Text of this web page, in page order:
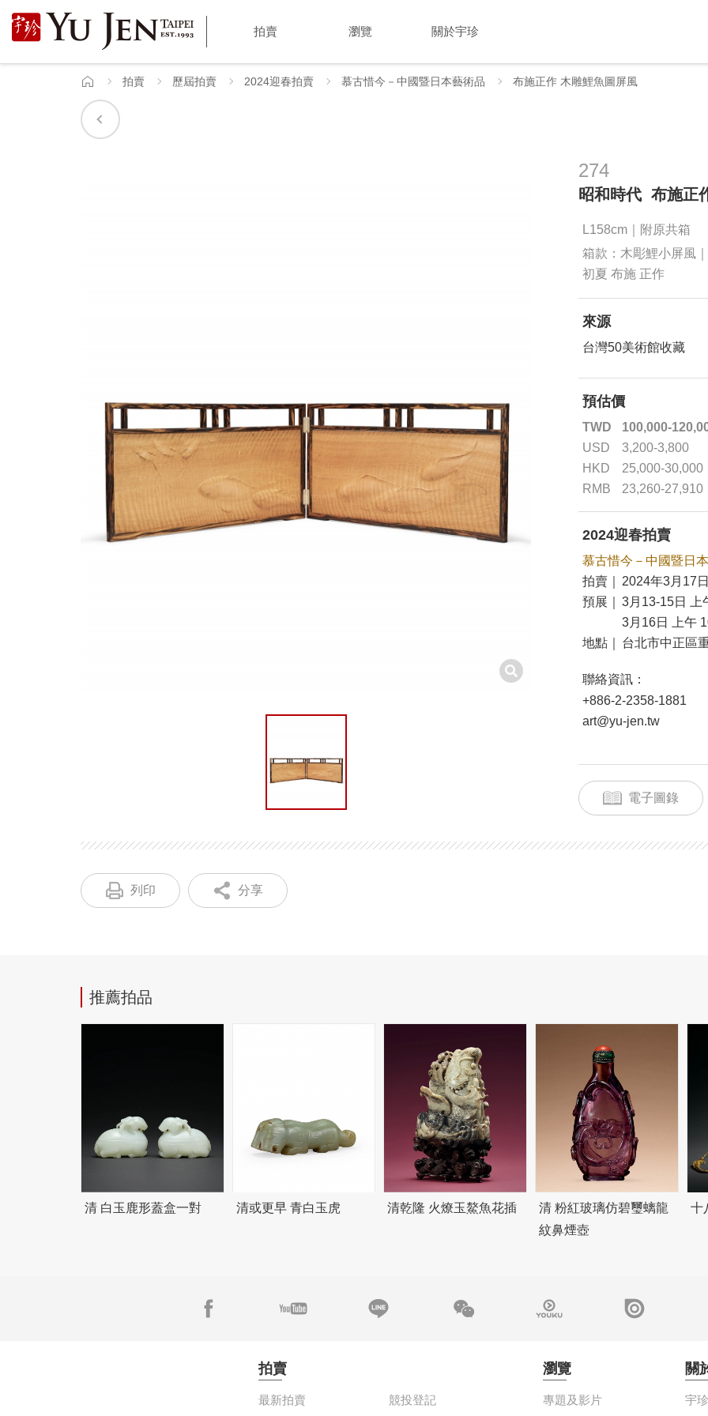
宇
珍
拍賣 瀏覽 關於宇珍
首
頁
拍賣 歷屆拍賣 2024迎春拍賣 慕古惜今－中國暨日本藝術品 布施正作 木雕鯉魚圖屏風
274
昭和時代 布施正
L158cm｜附原共箱
箱款：木彫鯉小屏風
初夏 布施 正作
來源
台灣50美術館收藏
預估價
TWD
100,000-
USD
3,200-3,800
HKD
25,000-30,000
RMB
23,260-27,910
2024迎春拍賣
慕古惜今－中國暨日
拍賣｜
2024年3月17
預展｜
3月13-15日 上
3月16日 上午
地點｜
台北市中正區
聯絡資訊：
+886-2-2358-1881
art@yu-jen.tw
電子圖錄
列印 分享
推薦拍品
清 白玉鹿形蓋盒一對 清或更早 青白玉虎 清乾隆 火燎玉鰲魚花插 清 粉紅玻璃仿碧璽螭龍
紋鼻煙壺
十
拍賣
最新拍賣 競投登記
瀏覽
專題及影片
關
宇